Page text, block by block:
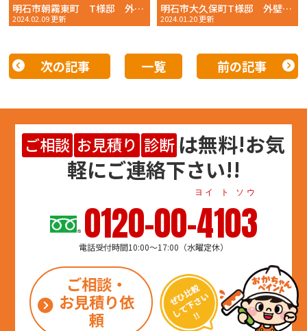
明石市朝霧東町 T様邸 外壁塗装・屋根塗装 2023年11月完工 おかちゃんペイント
2024.02.09 更新
明石市大久保町T様邸 外壁塗装・屋根塗装 2023年10月完工 おかちゃんペイント
2024.01.20 更新
次の記事 一覧 前の記事
ご相談 お見積り 診断 は無料!お気
軽にご連絡下さい!!
0120-00-4103
ヨイ ト ソウ
電話受付時間10:00～17:00（水曜定休）
ご相談・
お見積り依
頼